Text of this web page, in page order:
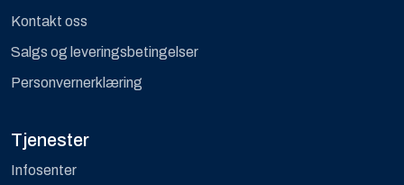
Kontakt oss
Salgs og leveringsbetingelser
Personvernerklæring
Tjenester
Infosenter